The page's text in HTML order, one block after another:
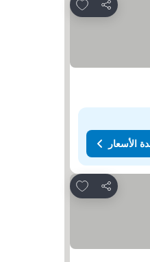
مشاركة
Add to favorites
الأسعار
مشاركة
Add to favorites